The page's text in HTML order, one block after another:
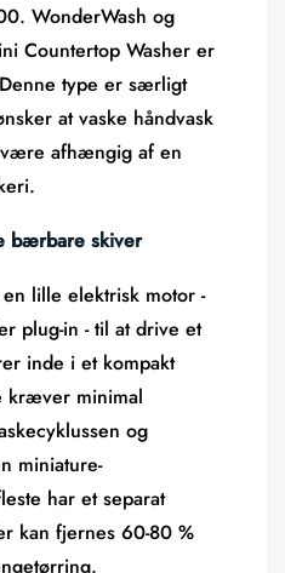
WonderWash og
Countertop Washer er
type er særligt
at vaske håndvask
afhængig af en
bærbare skiver
lille elektrisk motor -
plug-in - til at drive et
inde i et kompakt
kræver minimal
og
miniature-
har et separat
kan fjernes 60-80 %